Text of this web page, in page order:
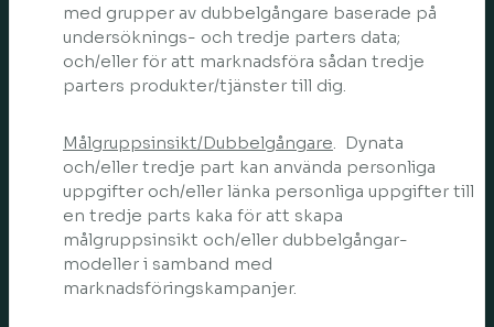
med grupper av dubbelgångare baserade på
undersöknings- och tredje parters data;
och/eller för att marknadsföra sådan tredje
parters produkter/tjänster till dig.
Målgruppsinsikt/Dubbelgångare. Dynata
och/eller tredje part kan använda personliga
uppgifter och/eller länka personliga uppgifter till
en tredje parts kaka för att skapa
målgruppsinsikt och/eller dubbelgångar-
modeller i samband med
marknadsföringskampanjer.